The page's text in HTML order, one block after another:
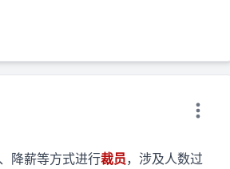
降薪等方式进行裁员，涉及人数过